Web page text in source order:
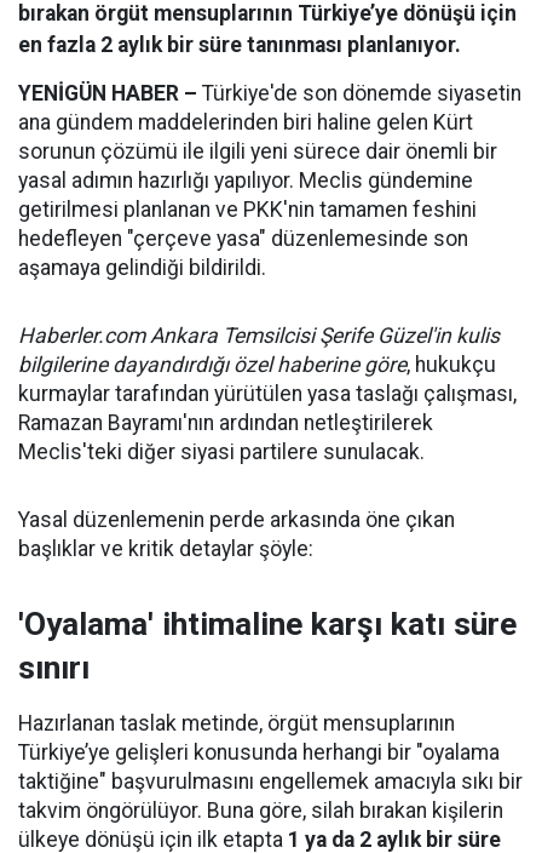
bırakan örgüt mensuplarının Türkiye’ye dönüşü için
en fazla 2 aylık bir süre tanınması planlanıyor.
YENİGÜN HABER – Türkiye'de son dönemde siyasetin
ana gündem maddelerinden biri haline gelen Kürt
sorunun çözümü ile ilgili yeni sürece dair önemli bir
yasal adımın hazırlığı yapılıyor. Meclis gündemine
getirilmesi planlanan ve PKK'nin tamamen feshini
hedefleyen "çerçeve yasa" düzenlemesinde son
aşamaya gelindiği bildirildi.
Haberler.com Ankara Temsilcisi Şerife Güzel'in kulis
bilgilerine dayandırdığı özel haberine göre, hukukçu
kurmaylar tarafından yürütülen yasa taslağı çalışması,
Ramazan Bayramı'nın ardından netleştirilerek
Meclis'teki diğer siyasi partilere sunulacak.
Yasal düzenlemenin perde arkasında öne çıkan
başlıklar ve kritik detaylar şöyle:
'Oyalama' ihtimaline karşı katı süre
sınırı
Hazırlanan taslak metinde, örgüt mensuplarının
Türkiye’ye gelişleri konusunda herhangi bir "oyalama
taktiğine" başvurulmasını engellemek amacıyla sıkı bir
takvim öngörülüyor. Buna göre, silah bırakan kişilerin
ülkeye dönüşü için ilk etapta 1 ya da 2 aylık bir süre